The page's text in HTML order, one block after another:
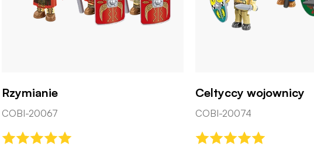
Rzymianie
COBI-20067
Celtyccy wojownicy
COBI-20074